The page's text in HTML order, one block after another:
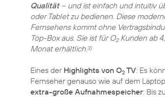
Qualität– und ist einfach und intuitiv
oder Tablet zu bedienen. Diese
Fernsehens kommt ohne
Top-Box aus. Sie ist für O2Kunden ab
Monat erhältlich.3)
Eines der Highlights von O2 TV: Es
Fernseher genauso wie auf dem
extra-große Aufnahmespeicher: Bis